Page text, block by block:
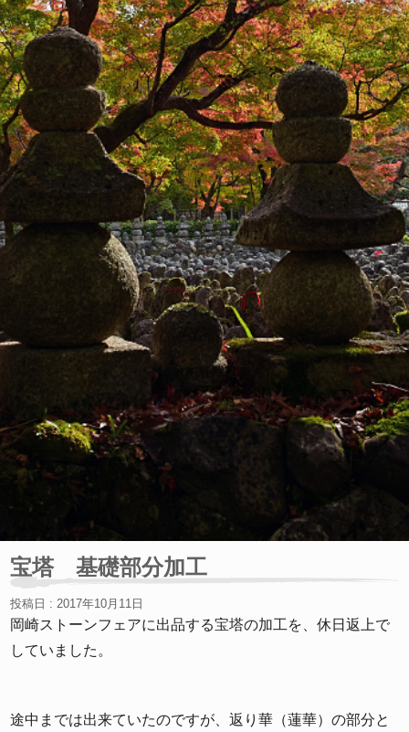
宝塔 基礎部分加工
投稿日 : 2017年10月11日
岡崎ストーンフェアに出品する宝塔の加工を、休日返上で
していました。
途中までは出来ていたのですが、返り華（蓮華）の部分と